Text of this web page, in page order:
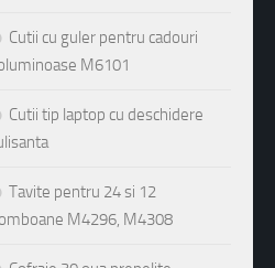
Cutii cu guler pentru cadouri
M6101
Cutii tip laptop cu deschidere
Tavite pentru 24 si 12
M4296, M4308